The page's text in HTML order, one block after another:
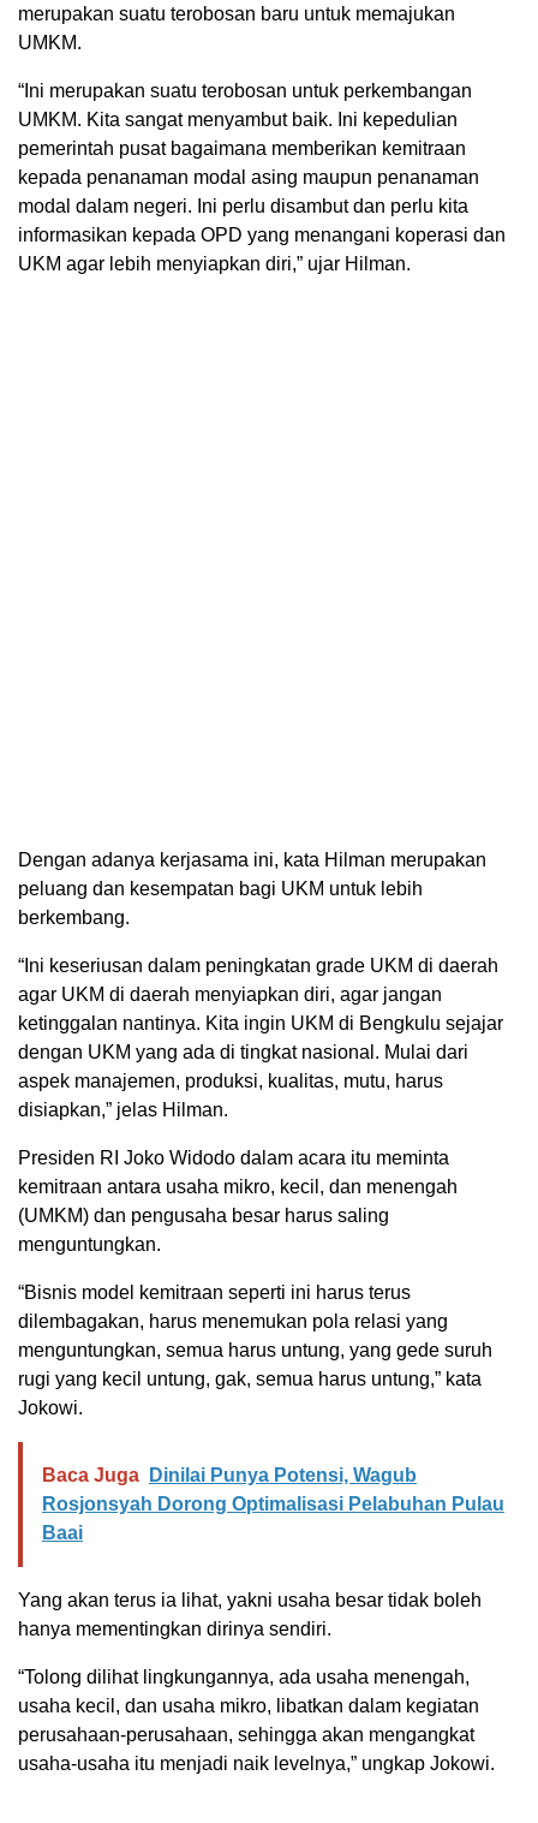
merupakan suatu terobosan baru untuk memajukan
UMKM.
“Ini merupakan suatu terobosan untuk perkembangan
UMKM. Kita sangat menyambut baik. Ini kepedulian
pemerintah pusat bagaimana memberikan kemitraan
kepada penanaman modal asing maupun penanaman
modal dalam negeri. Ini perlu disambut dan perlu kita
informasikan kepada OPD yang menangani koperasi dan
UKM agar lebih menyiapkan diri,” ujar Hilman.
Dengan adanya kerjasama ini, kata Hilman merupakan
peluang dan kesempatan bagi UKM untuk lebih
berkembang.
“Ini keseriusan dalam peningkatan grade UKM di daerah
agar UKM di daerah menyiapkan diri, agar jangan
ketinggalan nantinya. Kita ingin UKM di Bengkulu sejajar
dengan UKM yang ada di tingkat nasional. Mulai dari
aspek manajemen, produksi, kualitas, mutu, harus
disiapkan,” jelas Hilman.
Presiden RI Joko Widodo dalam acara itu meminta
kemitraan antara usaha mikro, kecil, dan menengah
(UMKM) dan pengusaha besar harus saling
menguntungkan.
“Bisnis model kemitraan seperti ini harus terus
dilembagakan, harus menemukan pola relasi yang
menguntungkan, semua harus untung, yang gede suruh
rugi yang kecil untung, gak, semua harus untung,” kata
Jokowi.
Baca Juga
Dinilai Punya Potensi, Wagub
Rosjonsyah Dorong Optimalisasi Pelabuhan Pulau
Baai
Yang akan terus ia lihat, yakni usaha besar tidak boleh
hanya mementingkan dirinya sendiri.
“Tolong dilihat lingkungannya, ada usaha menengah,
usaha kecil, dan usaha mikro, libatkan dalam kegiatan
perusahaan-perusahaan, sehingga akan mengangkat
usaha-usaha itu menjadi naik levelnya,” ungkap Jokowi.